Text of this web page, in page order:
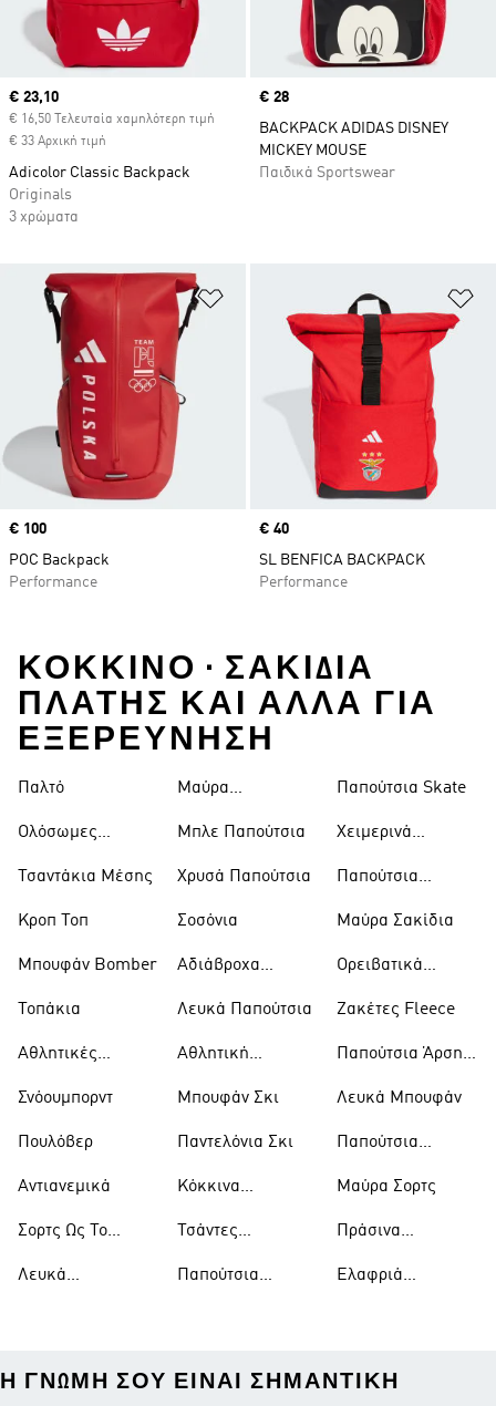
Current price
€ 23,10
€ 16,50 Τελευταία χαμηλότερη τιμή
€ 33 Αρχική τιμή
Adicolor Classic Backpack
Originals
3 χρώματα
Price
€ 28
BACKPACK ADIDAS DISNEY
MICKEY MOUSE
Παιδικά Sportswear
Προσθήκη στη Λίστα Επιθυμιών
Price
€ 100
POC Backpack
Performance
Price
€ 40
SL BENFICA BACKPACK
Performance
ΚΌΚΚΙΝΟ • ΣΑΚΊΔΙΑ
ΠΛΆΤΗΣ ΚΑΙ ΑΛΛΑ ΓΙΑ
ΕΞΕΡΕΥΝΗΣΗ
Παλτό
Ολόσωμες
Τσαντάκια Μέσης
Κροπ Τοπ
Μπουφάν Bomber
Τοπάκια
Αθλητικές
Σνόουμπορντ
Πουλόβερ
Αντιανεμικά
Σορτς Ως Το
Λευκά
Μαύρα
Μπλε Παπούτσια
Χρυσά Παπούτσια
Σοσόνια
Αδιάβροχα
Λευκά Παπούτσια
Αθλητική
Μπουφάν Σκι
Παντελόνια Σκι
Κόκκινα
Τσάντες
Παπούτσια
Παπούτσια Skate
Χειμερινά
Παπούτσια
Μαύρα Σακίδια
Ορειβατικά
Ζακέτες Fleece
Παπούτσια Άρσης
Λευκά Μπουφάν
Παπούτσια
Μαύρα Σορτς
Πράσινα
Ελαφριά
Η ΓΝΏΜΗ ΣΟΥ ΕΊΝΑΙ ΣΗΜΑΝΤΙΚΉ